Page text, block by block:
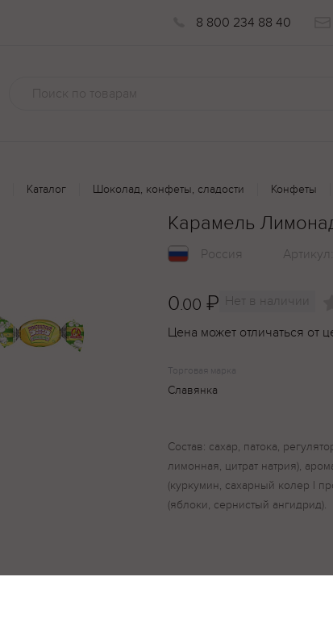
8 800 234 88 40
Каталог Шоколад, конфеты, сладости Конфеты
Карамель
Россия Артикул:
0.00 ₽ Нет в наличии
Цена может отличаться от
Торговая марка
Славянка
Состав: сахар, патока,
лимонная, цитрат натрия),
(куркумин, сахарный колер l
(яблоки, сернистый ангидрид).